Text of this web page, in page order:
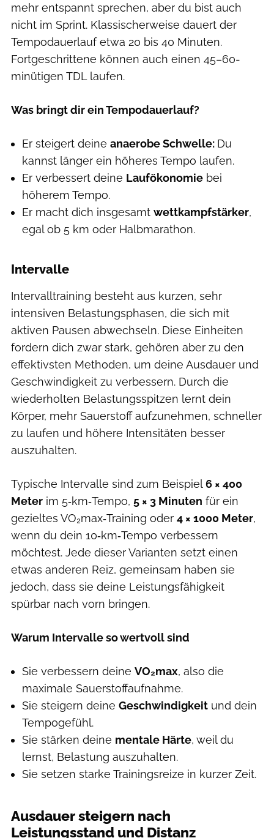
mehr entspannt sprechen, aber du bist auch
nicht im Sprint. Klassischerweise dauert der
Tempodauerlauf etwa 20 bis 40 Minuten.
Fortgeschrittene können auch einen 45–60-
minütigen TDL laufen.
Was bringt dir ein Tempodauerlauf?
Er steigert deine anaerobe Schwelle: Du
kannst länger ein höheres Tempo laufen.
Er verbessert deine Laufökonomie bei
höherem Tempo.
Er macht dich insgesamt wettkampfstärker,
egal ob 5 km oder Halbmarathon.
Intervalle
Intervalltraining besteht aus kurzen, sehr
intensiven Belastungsphasen, die sich mit
aktiven Pausen abwechseln. Diese Einheiten
fordern dich zwar stark, gehören aber zu den
effektivsten Methoden, um deine Ausdauer und
Geschwindigkeit zu verbessern. Durch die
wiederholten Belastungsspitzen lernt dein
Körper, mehr Sauerstoff aufzunehmen, schneller
zu laufen und höhere Intensitäten besser
auszuhalten.
Typische Intervalle sind zum Beispiel6 × 400
Meter im 5‑km‑Tempo, 5 × 3 Minuten für ein
gezieltes VO₂max‑Training oder 4 × 1000 Meter,
wenn du dein 10‑km‑Tempo verbessern
möchtest. Jede dieser Varianten setzt einen
etwas anderen Reiz, gemeinsam haben sie
jedoch, dass sie deine Leistungsfähigkeit
spürbar nach vorn bringen.
Warum Intervalle so wertvoll sind
Sie verbessern deine VO₂max, also die
maximale Sauerstoffaufnahme.
Sie steigern deine Geschwindigkeit und dein
Tempogefühl.
Sie stärken deine mentale Härte, weil du
lernst, Belastung auszuhalten.
Sie setzen starke Trainingsreize in kurzer Zeit.
Ausdauer steigern nach
Leistungsstand und Distanz